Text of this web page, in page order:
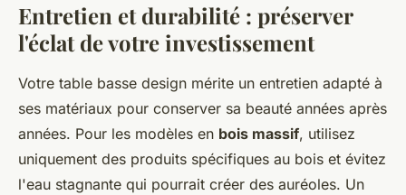
Entretien et durabilité : préserver
l'éclat de votre investissement
Votre table basse design mérite un entretien adapté à
ses matériaux pour conserver sa beauté années après
années. Pour les modèles en bois massif, utilisez
uniquement des produits spécifiques au bois et évitez
l'eau stagnante qui pourrait créer des auréoles. Un